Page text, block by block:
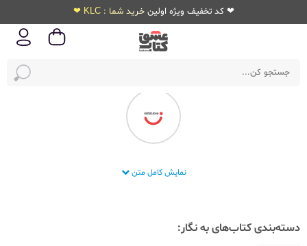
❤ کد تخفیف ویژه اولین خرید شما : KLC ❤
انتشارات به نگار
نمایش کامل متن
دسته‌بندی کتاب‌های به نگار: